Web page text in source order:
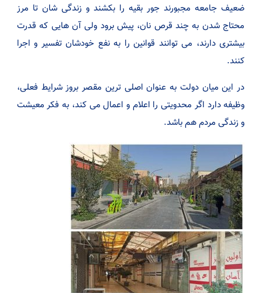
ضعیف جامعه مجبورند جور بقیه را بکشند و زندگی شان تا مرز
محتاج شدن به چند قرص نان، پیش برود ولی آن هایی که قدرت
بیشتری دارند، می توانند قوانین را به نفع خودشان تفسیر و اجرا
کنند.
در این میان دولت به عنوان اصلی ترین مقصر بروز شرایط فعلی،
وظیفه دارد اگر محدویتی را اعلام و اعمال می کند، به فکر معیشت
و زندگی مردم هم باشد.